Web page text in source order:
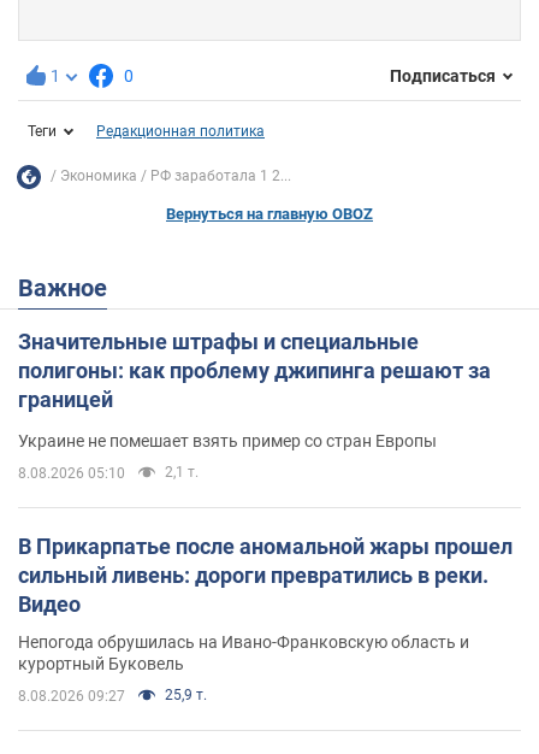
1 0 Подписаться
Теги Редакционная политика
Экономика РФ заработала 1 2...
Вернуться на главную OBOZ
Важное
Значительные штрафы и специальные
полигоны: как проблему джипинга решают за
границей
Украине не помешает взять пример со стран Европы
8.08.2026 05:10 2,1 т.
В Прикарпатье после аномальной жары прошел
сильный ливень: дороги превратились в реки.
Видео
Непогода обрушилась на Ивано-Франковскую область и
курортный Буковель
8.08.2026 09:27 25,9 т.